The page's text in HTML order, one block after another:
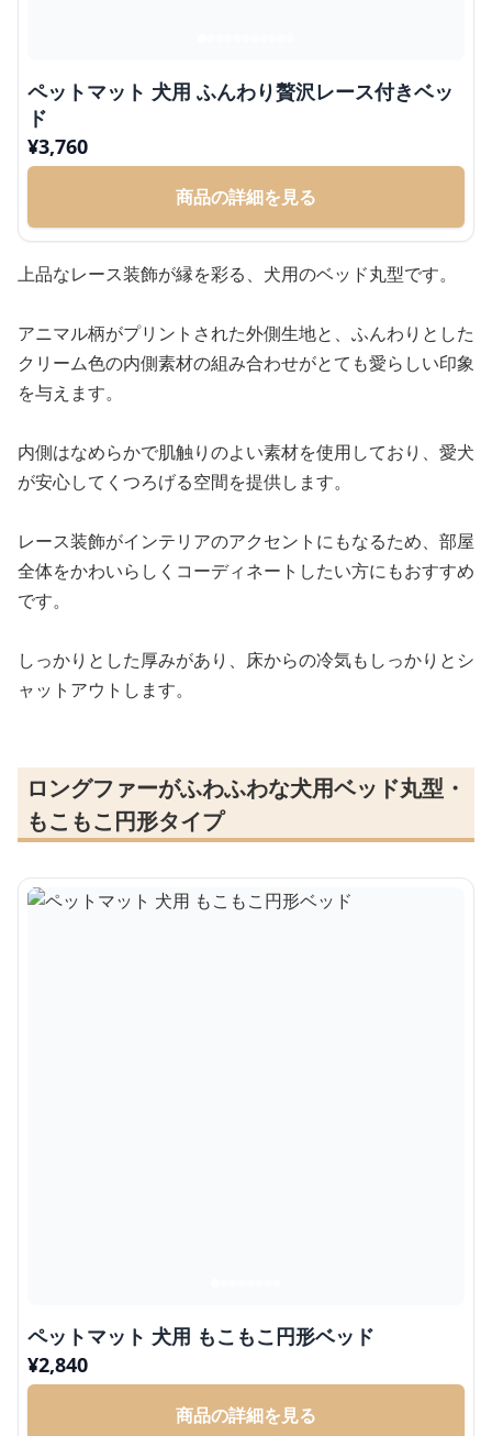
ペットマット 犬用 ふんわり贅沢レース付きベッ
ド
¥3,760
商品の詳細を見る
上品なレース装飾が縁を彩る、犬用のベッド丸型です。
アニマル柄がプリントされた外側生地と、ふんわりとした
クリーム色の内側素材の組み合わせがとても愛らしい印象
を与えます。
内側はなめらかで肌触りのよい素材を使用しており、愛犬
が安心してくつろげる空間を提供します。
レース装飾がインテリアのアクセントにもなるため、部屋
全体をかわいらしくコーディネートしたい方にもおすすめ
です。
しっかりとした厚みがあり、床からの冷気もしっかりとシ
ャットアウトします。
ロングファーがふわふわな犬用ベッド丸型・
もこもこ円形タイプ
ペットマット 犬用 もこもこ円形ベッド
¥2,840
商品の詳細を見る